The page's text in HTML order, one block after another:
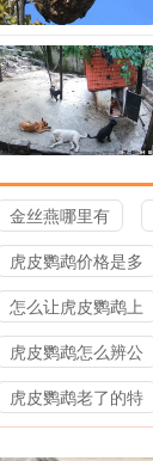
金丝燕哪里有
虎皮鹦鹉价格是多
怎么让虎皮鹦鹉上
虎皮鹦鹉怎么辨公
虎皮鹦鹉老了的特